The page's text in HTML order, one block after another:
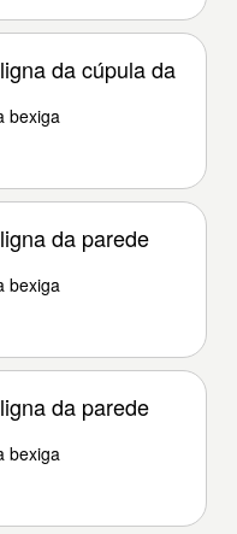
da cúpula da
bexiga
da parede
bexiga
da parede
bexiga